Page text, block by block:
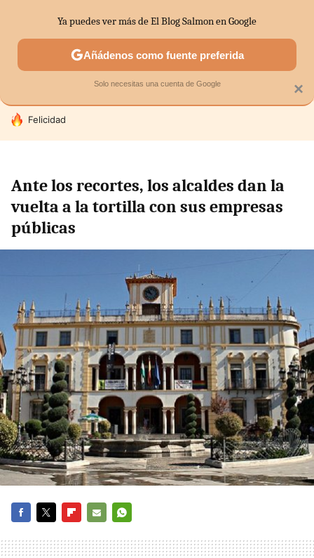
SECTORES ECONOMÍA DOMÉSTICA MERCADOS
HOY SE HABLA DE
Felicidad
Ante los recortes, los alcaldes dan la
vuelta a la tortilla con sus empresas
públicas
MAIL
×
Ya puedes ver más de El Blog Salmon en Google
Añádenos como fuente preferida
Solo necesitas una cuenta de Google